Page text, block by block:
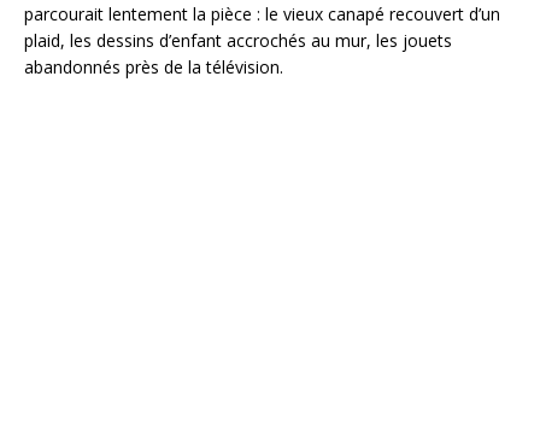
parcourait lentement la pièce : le vieux canapé recouvert d’un
plaid, les dessins d’enfant accrochés au mur, les jouets
abandonnés près de la télévision.